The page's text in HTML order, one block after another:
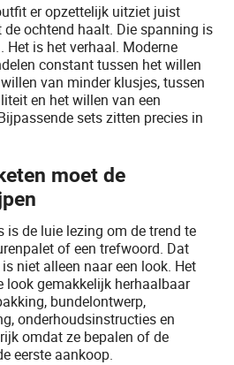
er opzettelijk uitziet juist
ochtend haalt. Die spanning is
Het is het verhaal. Moderne
constant tussen het willen
van minder klusjes, tussen
en het willen van een
sets zitten precies in
moet de
is de luie lezing om de trend te
of een trefwoord. Dat
niet alleen naar een look. Het
look gemakkelijk herhaalbaar
bundelontwerp,
onderhoudsinstructies en
omdat ze bepalen of de
eerste aankoop.